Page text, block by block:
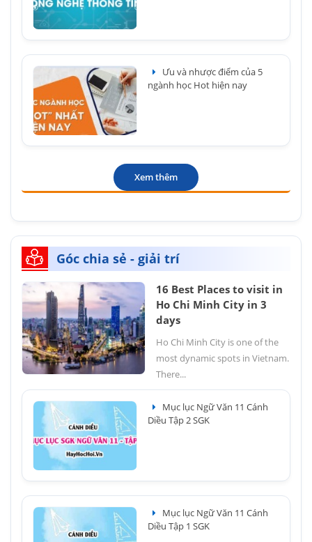
Ưu và nhược điểm của 5
ngành học Hot hiện nay
Xem thêm
Góc chia sẻ - giải trí
16 Best Places to visit in
Ho Chi Minh City in 3
days
Ho Chi Minh City is one of the
most dynamic spots in Vietnam.
There...
Mục lục Ngữ Văn 11 Cánh
Diều Tập 2 SGK
Mục lục Ngữ Văn 11 Cánh
Diều Tập 1 SGK